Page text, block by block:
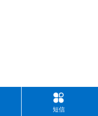
短信